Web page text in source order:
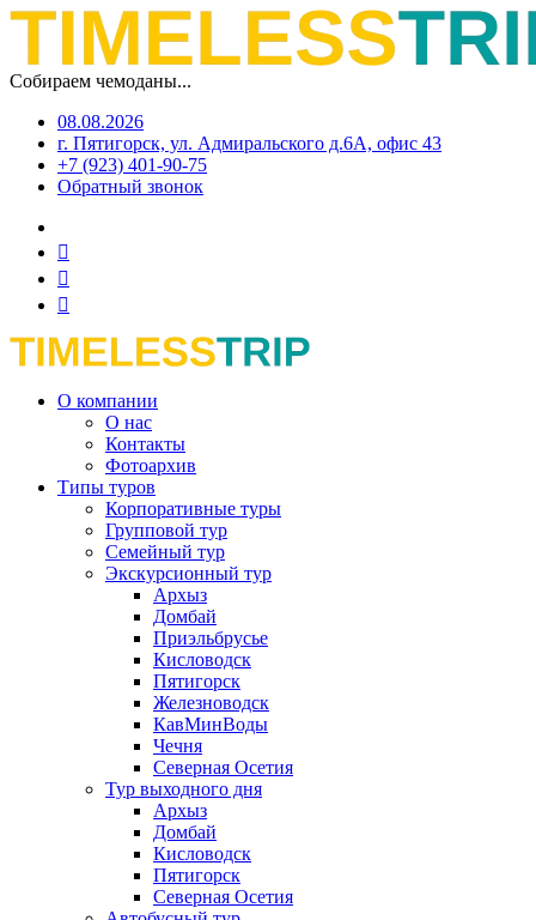
Собираем чемоданы...
08.08.2026
г. Пятигорск, ул. Адмиральского д.6А, офис 43
+7 (923) 401-90-75
Обратный звонок
О компании
О нас
Контакты
Фотоархив
Типы туров
Корпоративные туры
Групповой тур
Семейный тур
Экскурсионный тур
Архыз
Домбай
Приэльбрусье
Кисловодск
Пятигорск
Железноводск
КавМинВоды
Чечня
Северная Осетия
Тур выходного дня
Архыз
Домбай
Кисловодск
Пятигорск
Северная Осетия